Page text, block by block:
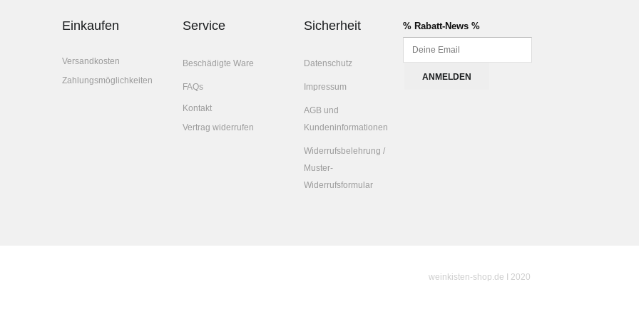
Einkaufen
Versandkosten
Zahlungsmöglichkeiten
Service
Beschädigte Ware
FAQs
Kontakt
Vertrag widerrufen
Sicherheit
Datenschutz
Impressum
AGB und
Kundeninformationen
Widerrufsbelehrung /
Muster-
Widerrufsformular
% Rabatt-News %
weinkisten-shop.de I 2020